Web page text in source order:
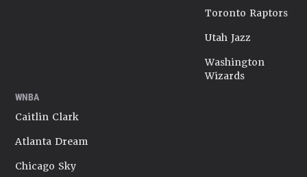
Toronto Raptors
Utah Jazz
Washington
Wizards
WNBA
Caitlin Clark
Atlanta Dream
Chicago Sky